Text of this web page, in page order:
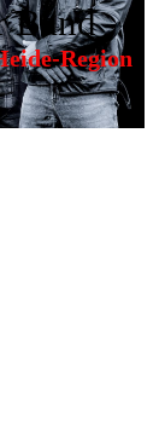
Band
Region